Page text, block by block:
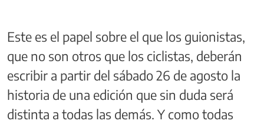
Este es el papel sobre el que los guionistas,
que no son otros que los ciclistas, deberán
escribir a partir del sábado 26 de agosto la
historia de una edición que sin duda será
distinta a todas las demás. Y como todas